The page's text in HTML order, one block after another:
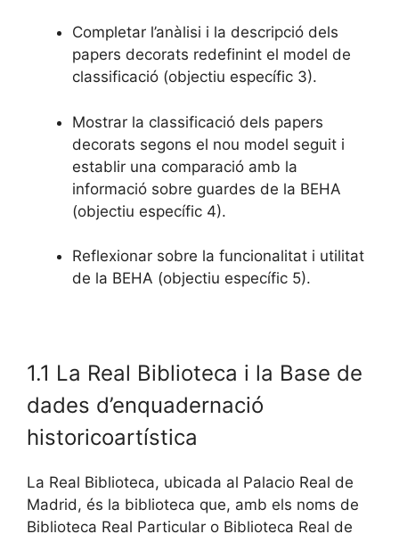
Completar l’anàlisi i la descripció dels
papers decorats redefinint el model de
classificació (objectiu específic 3).
Mostrar la classificació dels papers
decorats segons el nou model seguit i
establir una comparació amb la
informació sobre guardes de la BEHA
(objectiu específic 4).
Reflexionar sobre la funcionalitat i utilitat
de la BEHA (objectiu específic 5).
1.1 La Real Biblioteca i la Base de
dades d’enquadernació
historicoartística
La Real Biblioteca, ubicada al Palacio Real de
Madrid, és la biblioteca que, amb els noms de
Biblioteca Real Particular o Biblioteca Real de